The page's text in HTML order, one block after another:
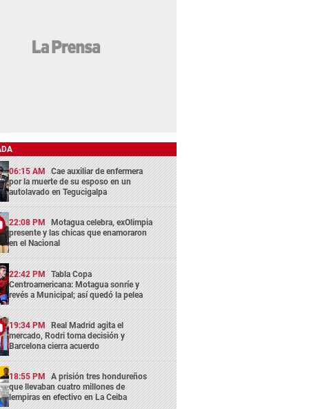
06:15 AM Cae auxiliar de enfermera
por la muerte de su esposo en un
autolavado en Tegucigalpa
22:08 PM Motagua celebra, exOlimpia
presente y las chicas que enamoraron
en el Nacional
22:42 PM Tabla Copa
Centroamericana: Motagua sonríe y
revés a Municipal; así quedó la pelea
19:34 PM Real Madrid agita el
mercado, Rodri toma decisión y
Barcelona cierra acuerdo
18:55 PM A prisión tres hondureños
que llevaban cuatro millones de
lempiras en efectivo en La Ceiba